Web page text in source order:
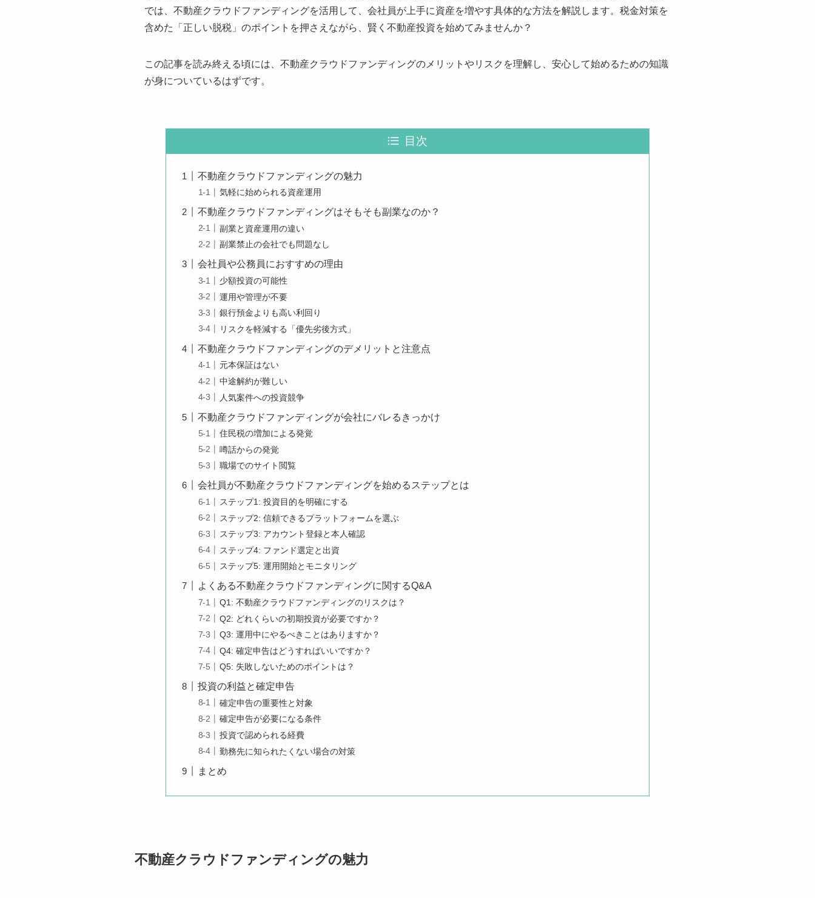
では、不動産クラウドファンディングを活用して、会社員が上手に資産を増やす具体的な方法を解説します。税金対策を
含めた「正しい脱税」のポイントを押さえながら、賢く不動産投資を始めてみませんか？
この記事を読み終える頃には、不動産クラウドファンディングのメリットやリスクを理解し、安心して始めるための知識
が身についているはずです。
目次
不動産クラウドファンディングの魅力
気軽に始められる資産運用
不動産クラウドファンディングはそもそも副業なのか？
副業と資産運用の違い
副業禁止の会社でも問題なし
会社員や公務員におすすめの理由
少額投資の可能性
運用や管理が不要
銀行預金よりも高い利回り
リスクを軽減する「優先劣後方式」
不動産クラウドファンディングのデメリットと注意点
元本保証はない
中途解約が難しい
人気案件への投資競争
不動産クラウドファンディングが会社にバレるきっかけ
住民税の増加による発覚
噂話からの発覚
職場でのサイト閲覧
会社員が不動産クラウドファンディングを始めるステップとは
ステップ1: 投資目的を明確にする
ステップ2: 信頼できるプラットフォームを選ぶ
ステップ3: アカウント登録と本人確認
ステップ4: ファンド選定と出資
ステップ5: 運用開始とモニタリング
よくある不動産クラウドファンディングに関するQ&A
Q1: 不動産クラウドファンディングのリスクは？
Q2: どれくらいの初期投資が必要ですか？
Q3: 運用中にやるべきことはありますか？
Q4: 確定申告はどうすればいいですか？
Q5: 失敗しないためのポイントは？
投資の利益と確定申告
確定申告の重要性と対象
確定申告が必要になる条件
投資で認められる経費
勤務先に知られたくない場合の対策
まとめ
不動産クラウドファンディングの魅力